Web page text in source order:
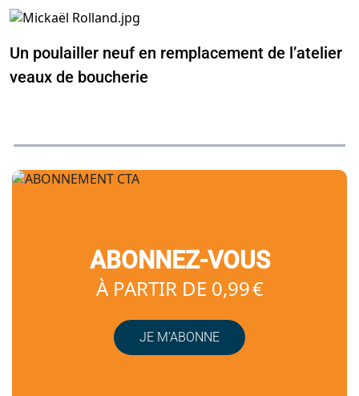
Un poulailler neuf en remplacement de l’atelier
veaux de boucherie
ABONNEZ-VOUS
À PARTIR DE 0,99 €
JE M’ABONNE